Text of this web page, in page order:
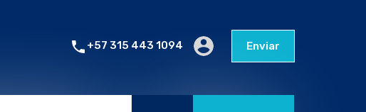
+57 315 443 1094 Enviar